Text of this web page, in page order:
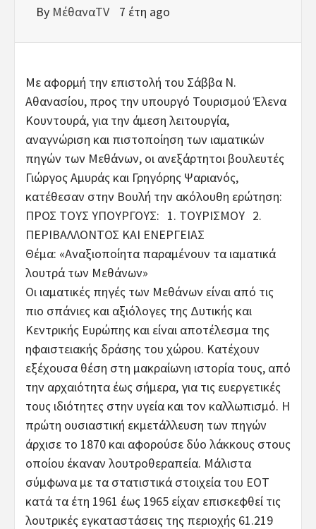
By ΜέθαναTV 7 έτη ago
Με αφορμή την επιστολή του Σάββα Ν.
Αθανασίου, προς την υπουργό Τουρισμού Έλενα
Κουντουρά, για την άμεση λειτουργία,
αναγνώριση και πιστοποίηση των ιαματικών
πηγών των Μεθάνων, οι ανεξάρτητοι βουλευτές
Γιώργος Αμυράς και Γρηγόρης Ψαριανός,
κατέθεσαν στην Βουλή την ακόλουθη ερώτηση:
ΠΡΟΣ ΤΟΥΣ ΥΠΟΥΡΓΟΥΣ: 1. ΤΟΥΡΙΣΜΟΥ 2.
ΠΕΡΙΒΑΛΛΟΝΤΟΣ ΚΑΙ ΕΝΕΡΓΕΙΑΣ
Θέμα: «Αναξιοποίητα παραμένουν τα ιαματικά
λουτρά των Μεθάνων»
Οι ιαματικές πηγές των Μεθάνων είναι από τις
πιο σπάνιες και αξιόλογες της Δυτικής και
Κεντρικής Ευρώπης και είναι αποτέλεσμα της
ηφαιστειακής δράσης του χώρου. Κατέχουν
εξέχουσα θέση στη μακραίωνη ιστορία τους, από
την αρχαιότητα έως σήμερα, για τις ευεργετικές
τους ιδιότητες στην υγεία και τον καλλωπισμό. Η
πρώτη ουσιαστική εκμετάλλευση των πηγών
άρχισε το 1870 και αφορούσε δύο λάκκους στους
οποίου έκαναν λουτροθεραπεία. Μάλιστα
σύμφωνα με τα στατιστικά στοιχεία του ΕΟΤ
κατά τα έτη 1961 έως 1965 είχαν επισκεφθεί τις
λουτρικές εγκαταστάσεις της περιοχής 61.219